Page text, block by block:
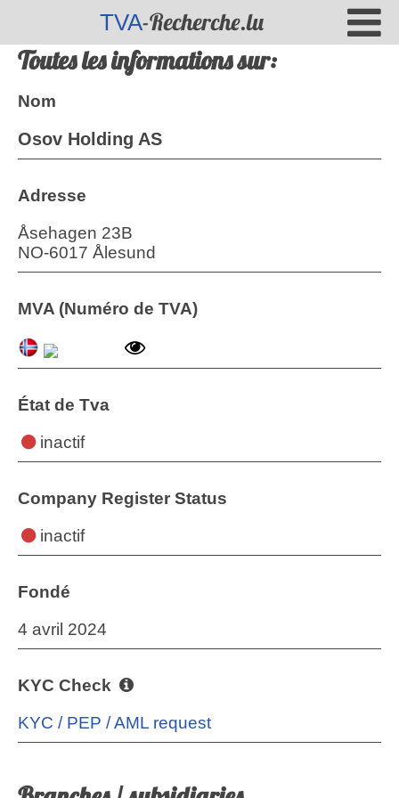
TVA-Recherche.lu
Toutes les informations sur:
Nom
Osov Holding AS
Adresse
Åsehagen 23B
NO-6017 Ålesund
MVA (Numéro de TVA)
État de Tva
inactif
Company Register Status
inactif
Fondé
4 avril 2024
KYC Check
KYC / PEP / AML request